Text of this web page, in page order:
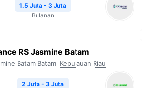
1.5 Juta - 3 Juta
Bulanan
RS Jasmine Batam
Batam Batam, Kepulauan Riau
2 Juta - 3 Juta